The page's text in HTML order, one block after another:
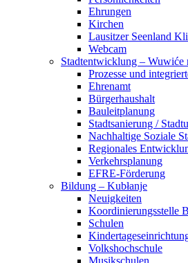
Ehrungen
Kirchen
Lausitzer Seenland
Webcam
Stadtentwicklung – Wuwiće
Prozesse und
Ehrenamt
Bürgerhaushalt
Bauleitplanung
Stadtsanierung /
Nachhaltige Soziale
Regionales
Verkehrsplanung
EFRE-Förderung
Bildung – Kubłanje
Neuigkeiten
Koordinierungsstelle
Schulen
Volkshochschule